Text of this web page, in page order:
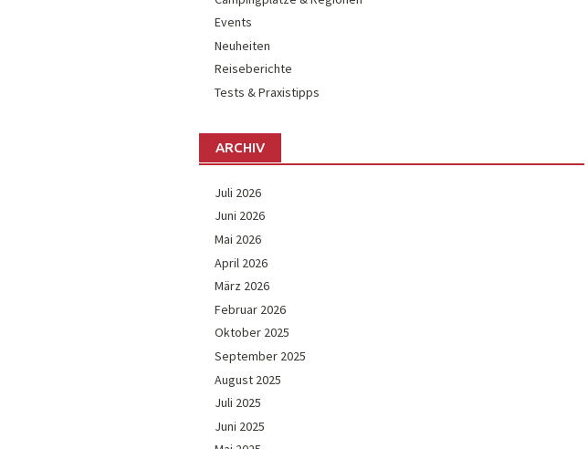
Events
Neuheiten
Reiseberichte
Tests & Praxistipps
ARCHIV
Juli 2026
Juni 2026
Mai 2026
April 2026
März 2026
Februar 2026
Oktober 2025
September 2025
August 2025
Juli 2025
Juni 2025